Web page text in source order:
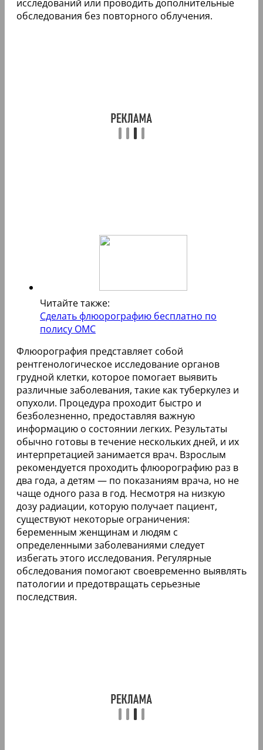
исследований или проводить дополнительные
обследования без повторного облучения.
Читайте также:
Сделать флюорографию бесплатно по
полису ОМС
Флюорография представляет собой
рентгенологическое исследование органов
грудной клетки, которое помогает выявить
различные заболевания, такие как туберкулез и
опухоли. Процедура проходит быстро и
безболезненно, предоставляя важную
информацию о состоянии легких. Результаты
обычно готовы в течение нескольких дней, и их
интерпретацией занимается врач. Взрослым
рекомендуется проходить флюорографию раз в
два года, а детям — по показаниям врача, но не
чаще одного раза в год. Несмотря на низкую
дозу радиации, которую получает пациент,
существуют некоторые ограничения:
беременным женщинам и людям с
определенными заболеваниями следует
избегать этого исследования. Регулярные
обследования помогают своевременно выявлять
патологии и предотвращать серьезные
последствия.